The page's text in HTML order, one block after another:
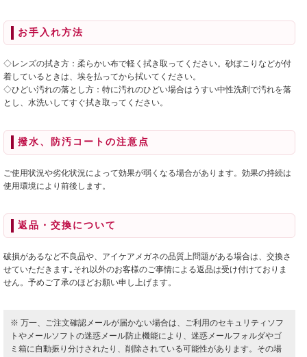
お手入れ方法
◇レンズの拭き方：柔らかい布で軽く拭き取ってください。砂ぼこりなどが付
着しているときは、埃を払ってから拭いてください。
◇ひどい汚れの落とし方：特に汚れのひどい場合はうすい中性洗剤で汚れを落
とし、水洗いしてすぐ拭き取ってください。
撥水、防汚コートの注意点
ご使用状況や劣化状況によって効果が弱くなる場合があります。効果の持続は
使用環境により前後します。
返品・交換について
破損があるなど不良品や、アイケアメガネの品質上問題がある場合は、交換さ
せていただきます｡それ以外のお客様のご事情による返品は受け付けておりま
せん。予めご了承のほどお願い申し上げます。
※ 万一、ご注文確認メールが届かない場合は、ご利用のセキュリティソフ
トやメールソフトの迷惑メール防止機能により、迷惑メールフォルダやゴ
ミ箱に自動振り分けされたり、削除されている可能性があります。その場